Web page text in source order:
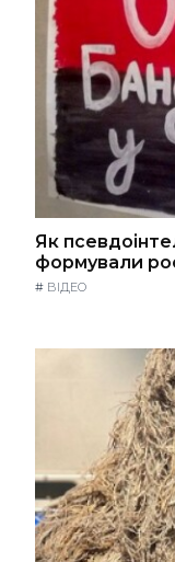
Як
формували
# ВІДЕО